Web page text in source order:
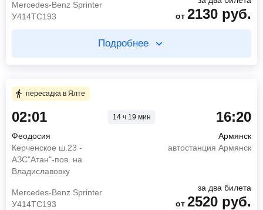
У414ТС193
4 ч 20 мин в пути
07:30
11:50
Mercedes-Benz Sprinter
У414ТС193
от 2130 руб.
Подробнее
3 ч 0 мин в пути
02:00
05:00
Севастополь
автовокзал Севастополь
У414ТС193
940 руб.
пересадка в Ялте
02:01 14 ч 19 мин
Феодосия
Керченское ш.23 -
АЗС"Атан"-пов. на
Владиславовку
16:20
Армянск
автостанция Армянск
Mercedes-Benz Sprinter
У414ТС193
за два билета
от 2520 руб.